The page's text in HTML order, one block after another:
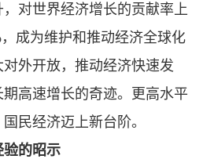
对世界经济增长的贡献率上
成为维护和推动经济全球化
外开放，推动经济快速发
高速增长的奇迹。更高水平
民经济迈上新台阶。
验的昭示